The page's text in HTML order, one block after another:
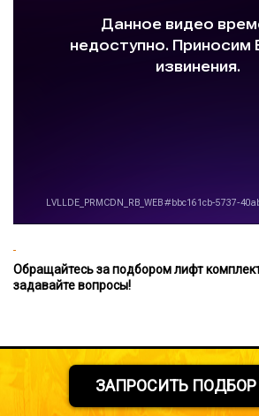
Обращайтесь за подбором лифт
задавайте вопросы!
ЗАПРОСИТЬ ПОДБОР